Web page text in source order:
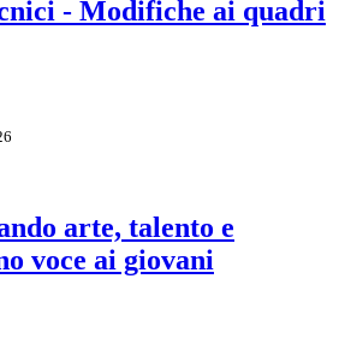
- Modifiche ai quadri
arte, talento e
voce ai giovani